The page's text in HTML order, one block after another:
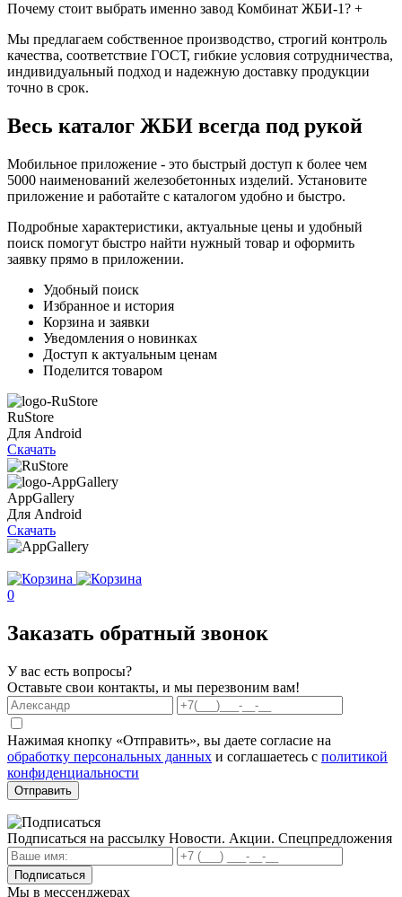
Почему стоит выбрать именно завод Комбинат ЖБИ-1? +
Мы предлагаем собственное производство, строгий контроль
качества, соответствие ГОСТ, гибкие условия сотрудничества,
индивидуальный подход и надежную доставку продукции
точно в срок.
Весь каталог ЖБИ всегда под рукой
Мобильное приложение - это быстрый доступ к более чем
5000 наименований железобетонных изделий. Установите
приложение и работайте с каталогом удобно и быстро.
Подробные характеристики, актуальные цены и удобный
поиск помогут быстро найти нужный товар и оформить
заявку прямо в приложении.
Удобный поиск
Избранное и история
Корзина и заявки
Уведомления о новинках
Доступ к актуальным ценам
Поделится товаром
RuStore
Для Android
Скачать
AppGallery
Для Android
Скачать
0
Заказать обратный звонок
У вас есть вопросы?
Оставьте свои контакты, и мы перезвоним вам!
Нажимая кнопку «Отправить», вы даете согласие на
обработку персональных данных и соглашаетесь с политикой
конфиденциальности
Отправить
Подписаться на рассылку Новости. Акции. Спецпредложения
Подписаться
Мы в мессенджерах